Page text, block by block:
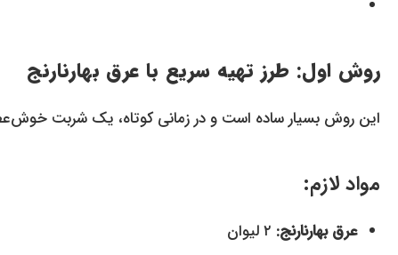
روش اول: طرز تهیه سریع با عرق بهارنارنج
این روش بسیار ساده است و در زمانی کوتاه، یک شربت
مواد لازم:
عرق بهارنارنج: